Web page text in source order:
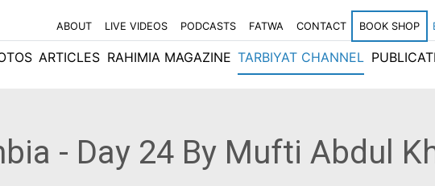
ABOUT LIVE VIDEOS PODCASTS FATWA CONTACT BOOK SHOP
ARTICLES RAHIMIA MAGAZINE TARBIYAT CHANNEL
- Day 24 By Mufti Abdul